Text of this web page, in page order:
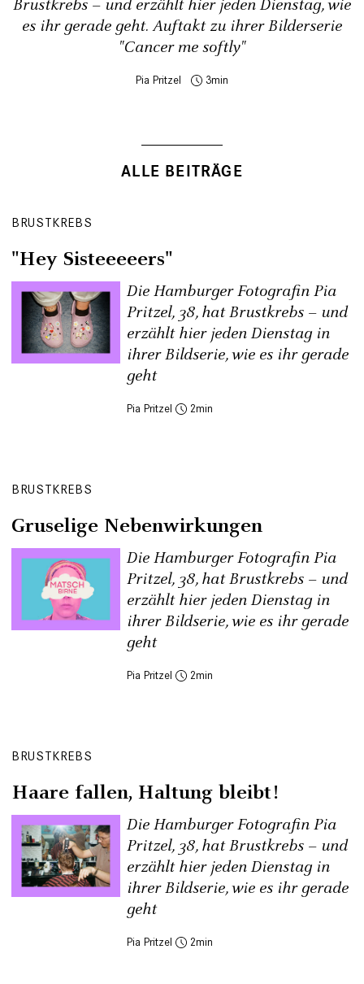
Brustkrebs – und erzählt hier jeden Dienstag, wie
es ihr gerade geht. Auftakt zu ihrer Bilderserie
"Cancer me softly"
Pia Pritzel 3
ALLE BEITRÄGE
BRUSTKREBS
"Hey Sisteeeeers"
Die Hamburger Fotografin Pia
Pritzel, 38, hat Brustkrebs – und
erzählt hier jeden Dienstag in
ihrer Bildserie, wie es ihr gerade
geht
Pia Pritzel 2
BRUSTKREBS
Gruselige Nebenwirkungen
Die Hamburger Fotografin Pia
Pritzel, 38, hat Brustkrebs – und
erzählt hier jeden Dienstag in
ihrer Bildserie, wie es ihr gerade
geht
Pia Pritzel 2
BRUSTKREBS
Haare fallen, Haltung bleibt!
Die Hamburger Fotografin Pia
Pritzel, 38, hat Brustkrebs – und
erzählt hier jeden Dienstag in
ihrer Bildserie, wie es ihr gerade
geht
Pia Pritzel 2